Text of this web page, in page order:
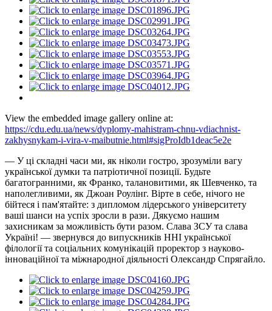
View the embedded image gallery online at:
https://cdu.edu.ua/news/dyplomy-mahistram-chnu-vdiachnist-
zakhysnykam-i-vira-v-maibutnie.html#sigProIdb1deac5e2e
— У ці складні часи ми, як ніколи гостро, зрозуміли вагу
української думки та патріотичної позиції. Будьте
багатогранними, як Франко, талановитими, як Шевченко, та
наполегливими, як Джоан Роулінг. Вірте в себе, нічого не
бійтеся і пам'ятайте: з дипломом лідерського університету
ваші шанси на успіх зросли в рази. Дякуємо нашим
захисникам за можливість бути разом. Слава ЗСУ та слава
Україні! — звернувся до випускників ННІ української
філології та соціальних комунікацій проректор з науково-
інноваційної та міжнародної діяльності Олександр Спрягайло.